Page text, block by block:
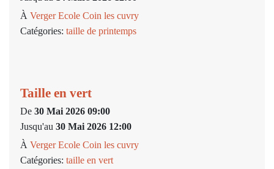
À Verger Ecole Coin les cuvry
Catégories: taille de printemps
Taille en vert
De 30 Mai 2026 09:00
Jusqu'au 30 Mai 2026 12:00
À Verger Ecole Coin les cuvry
Catégories: taille en vert